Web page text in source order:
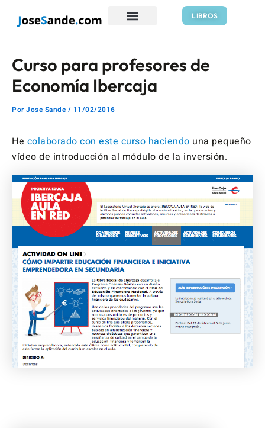
LIBROS
Curso para profesores de
Economía Ibercaja
Por Jose Sande / 11/02/2016
He colaborado con este curso haciendo una pequeño
vídeo de introducción al módulo de la inversión.
de